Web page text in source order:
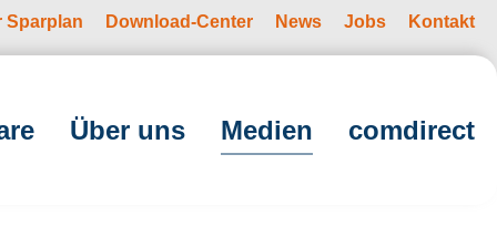
Sparplan Download-Center News Jobs Kontakt
Über uns Medien (current)
comdirect